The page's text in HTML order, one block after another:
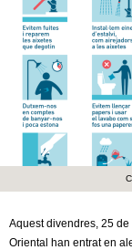
e
G
d
e
c
r
a
Aquest divendres, 25
Oriental han entrat en